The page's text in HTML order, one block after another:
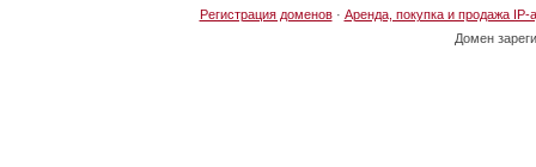
Регистрация доменов· Аренда, покупка и продажа IP-
Домен